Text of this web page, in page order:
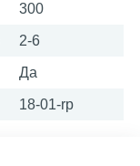
300
2-6
Да
18-01-rp